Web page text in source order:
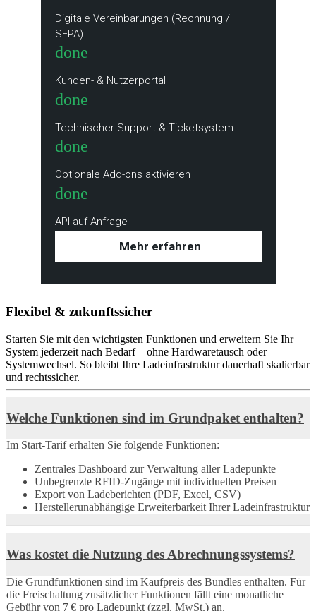
Digitale Vereinbarungen (Rechnung /
SEPA)
done
Kunden- & Nutzerportal
done
Technischer Support & Ticketsystem
done
Optionale Add-ons aktivieren
done
API auf Anfrage
Mehr erfahren
Flexibel & zukunftssicher
Starten Sie mit den wichtigsten Funktionen und erweitern Sie Ihr
System jederzeit nach Bedarf – ohne Hardwaretausch oder
Systemwechsel. So bleibt Ihre Ladeinfrastruktur dauerhaft skalierbar
und rechtssicher.
Welche Funktionen sind im Grundpaket enthalten?
Im Start-Tarif erhalten Sie folgende Funktionen:
Zentrales Dashboard zur Verwaltung aller Ladepunkte
Unbegrenzte RFID-Zugänge mit individuellen Preisen
Export von Ladeberichten (PDF, Excel, CSV)
Herstellerunabhängige Erweiterbarkeit Ihrer Ladeinfrastruktur
Was kostet die Nutzung des Abrechnungssystems?
Die Grundfunktionen sind im Kaufpreis des Bundles enthalten. Für
die Freischaltung zusätzlicher Funktionen fällt eine monatliche
Gebühr von 7 € pro Ladepunkt (zzgl. MwSt.) an.